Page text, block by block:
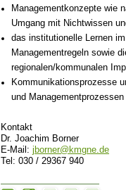
Managementkonzepte wie
Umgang mit Nichtwissen
das institutionelle Lernen
Managementregeln sowie
regionalen/kommunalen
Kommunikationsprozesse
und Managementprozessen
Kontakt
Dr. Joachim Borner
E-Mail: jborner@kmgne.de
Tel: 030 / 29367 940